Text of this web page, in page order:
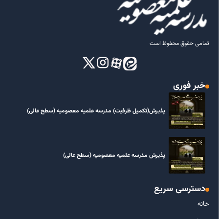
تمامی حقوق محفوظ است
خبر فوری
پذیرش(تکمیل ظرفیت) مدرسه علمیه معصومیه‌ (سطح عالی)
پذیرش مدرسه علمیه معصومیه‌ (سطح عالی)
دسترسی سریع
خانه